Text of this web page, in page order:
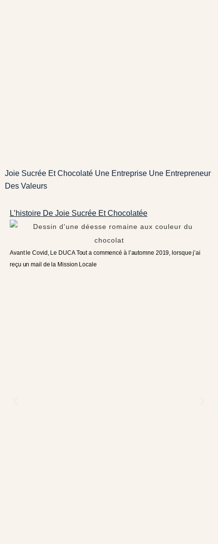
Joie Sucrée Et Chocolaté Une Entreprise Une Entrepreneur
Des Valeurs
L’histoire De Joie Sucrée Et Chocolatée
Avant le Covid, Le DUCA Tout a commencé à l’automne 2019, lorsque j’ai
reçu un mail de la Mission Locale